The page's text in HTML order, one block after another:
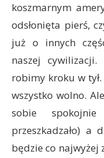
koszmarnym
odsłonięta pierś,
już o innych
naszej
robimy kroku w
wszystko wolno.
sobie
przeszkadzało) a
będzie co najwyżej